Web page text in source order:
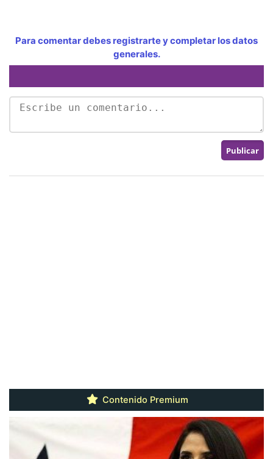
Para comentar debes registrarte y completar los datos
generales.
Contenido Premium